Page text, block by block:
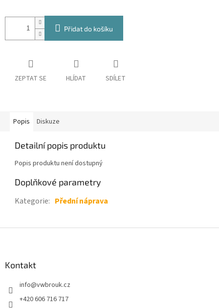
Přidat do košíku
ZEPTAT SE HLÍDAT SDÍLET
Popis Diskuze
Detailní popis produktu
Popis produktu není dostupný
Doplňkové parametry
Kategorie: Přední náprava
Kontakt
info@vwbrouk.cz
+420 606 716 717